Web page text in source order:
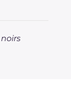
noirs